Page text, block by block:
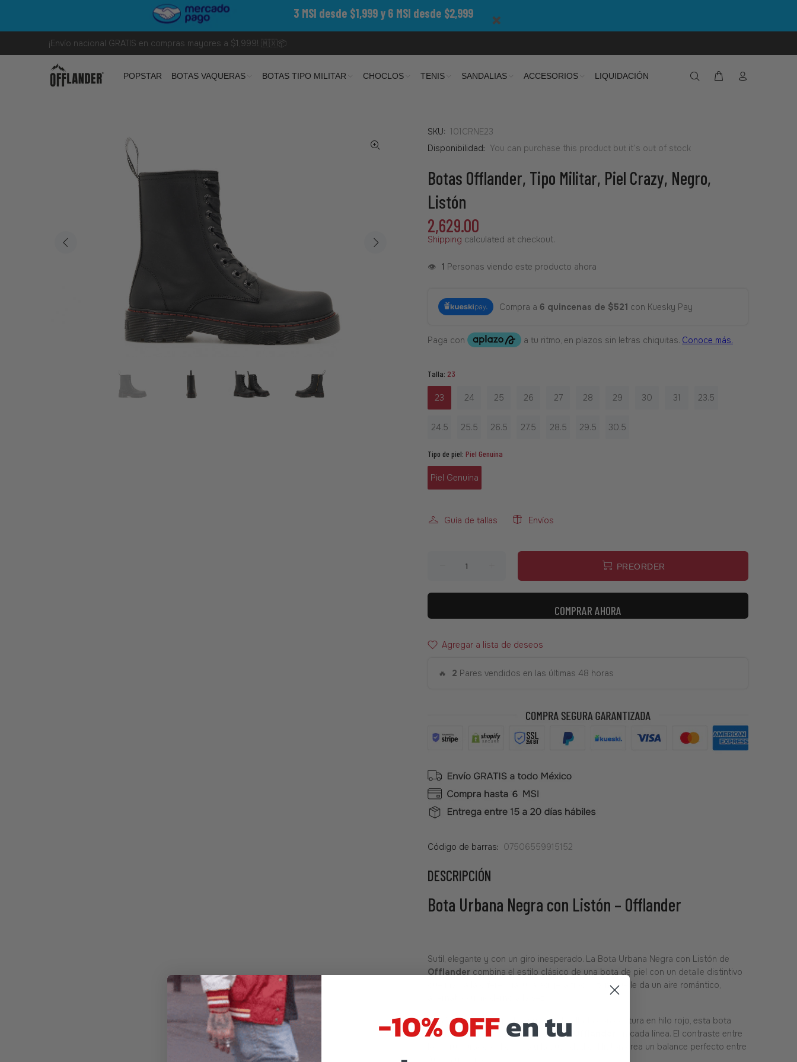
3 MSI desde $1,999 y 6 MSI desde $2,999
¡Envío nacional GRATIS en compras mayores a $1,999! 🇲🇽📦
POPSTAR BOTAS VAQUERAS BOTAS TIPO MILITAR CHOCLOS TENIS SANDALIAS ACCESORIOS LIQUIDACIÓN
SKU: 101CRNE23
Disponibilidad: You can purchase this product but it's out of stock
Botas Offlander, Tipo Militar, Piel Crazy, Negro,
Listón
2,629.00
Shipping calculated at checkout.
👁️ 1 Personas viendo este producto ahora
Compra a 6 quincenas de $521 con Kuesky Pay
Talla: 23
23 24 25 26 27 28 29 30 31 23.5
24.5 25.5 26.5 27.5 28.5 29.5 30.5
Tipo de piel: Piel Genuina
Piel Genuina
Guía de tallas Envíos
PREORDER
COMPRAR AHORA
Agregar a lista de deseos
🔥 2 Pares vendidos en las últimas 48 horas
Código de barras: 07506559915152
DESCRIPCIÓN
Bota Urbana Negra con Listón – Offlander
Sutil, elegante y con un giro inesperado. La Bota Urbana Negra con Listón de
Offlander combina el estilo clásico de una bota de piel con un detalle distintivo
que marca la diferencia: una agujeta tipo listón, que le da un aire romántico,
Confeccionada en piel genuina y detallada con costura en hilo rojo, esta bota
refleja el sello artesanal y el carácter
en cada línea. El contraste entre
lo estructurado del diseño y la suavidad del listón crea un balance perfecto entre
-10% OFFen tu